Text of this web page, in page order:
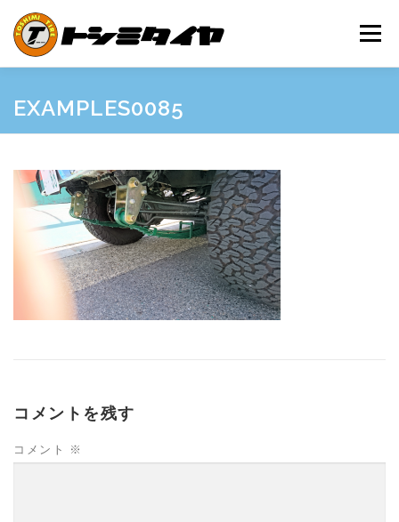
キ
メニュー
HOME MAINTENANCE
SHOP GUIDE BLOG INQUIRY
INFORMATION SNS FRIEND’S SITE
EXAMPLES0085
コメントを残す
コメント ※